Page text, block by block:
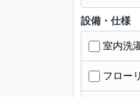
設備・仕様
室内洗
フロー